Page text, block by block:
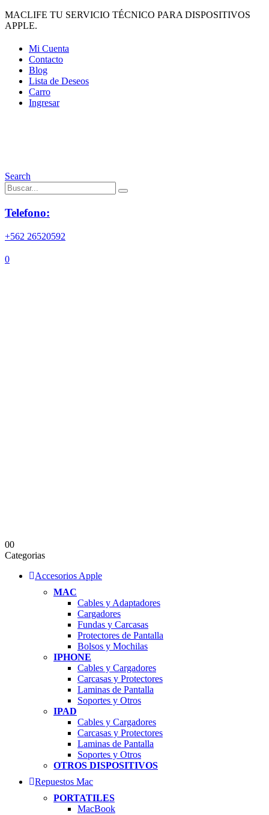
MACLIFE TU SERVICIO TÉCNICO PARA DISPOSITIVOS
APPLE.
Mi Cuenta
Contacto
Blog
Lista de Deseos
Carro
Ingresar
Search
Telefono:
+562 26520592
0
00
Categorias
Accesorios Apple
MAC
Cables y Adaptadores
Cargadores
Fundas y Carcasas
Protectores de Pantalla
Bolsos y Mochilas
IPHONE
Cables y Cargadores
Carcasas y Protectores
Laminas de Pantalla
Soportes y Otros
IPAD
Cables y Cargadores
Carcasas y Protectores
Laminas de Pantalla
Soportes y Otros
OTROS DISPOSITIVOS
Repuestos Mac
PORTATILES
MacBook